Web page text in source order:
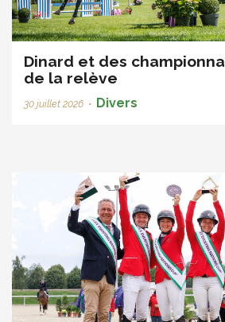
Dinard et des
de la relève
30 juillet 2026 • Divers